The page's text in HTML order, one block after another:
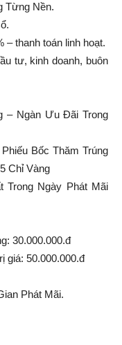
Từng Nền.
– thanh toán linh hoạt.
tư, kinh doanh, buôn
– Ngàn Ưu Đãi Trong
Bốc Thăm Trúng
Chỉ Vàng
Trong Ngày Phát Mãi
30.000.000.đ
giá: 50.000.000.đ
Phát Mãi.